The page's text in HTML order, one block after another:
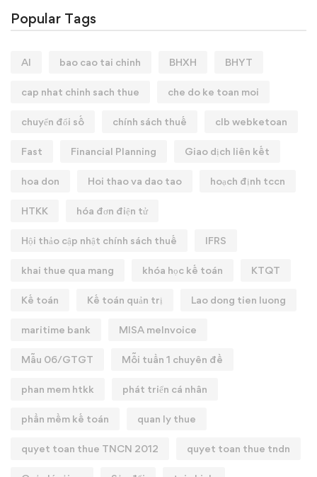
Popular Tags
AI bao cao tai chinh BHXH BHYT
cap nhat chinh sach thue che do ke toan moi
chuyển đổi số chính sách thuế clb webketoan
Fast Financial Planning Giao dịch liên kết
hoa don Hoi thao va dao tao hoạch định tccn
HTKK hóa đơn điện tử
Hội thảo cập nhật chính sách thuế IFRS
khai thue qua mang khóa học kế toán KTQT
Kế toán Kế toán quản trị Lao dong tien luong
maritime bank MISA meInvoice
Mẫu 06/GTGT Mỗi tuần 1 chuyên đề
phan mem htkk phát triển cá nhân
phần mềm kế toán quan ly thue
quyet toan thue TNCN 2012 quyet toan thue tndn